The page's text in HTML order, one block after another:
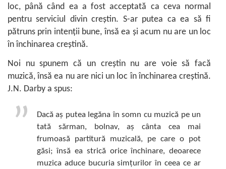
loc, până când ea a fost acceptată ca ceva normal
pentru serviciul divin creştin. S-ar putea ca ea să fi
pătruns prin intenţii bune, însă ea şi acum nu are un loc
în închinarea creştină.
Noi nu spunem că un creştin nu are voie să facă
muzică, însă ea nu are nici un loc în închinarea creştină.
J.N. Darby a spus:
Dacă aş putea legăna în somn cu muzică pe un
tată sărman, bolnav, aş cânta cea mai
frumoasă partitură muzicală, pe care o pot
găsi; însă ea strică orice închinare, deoarece
muzica aduce bucuria simţurilor în ceea ce ar